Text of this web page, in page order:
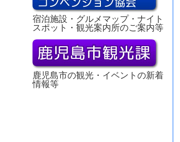
宿泊施設・グルメマップ・ナイト
スポット・観光案内所のご案内等
鹿児島市の観光・イベントの新着
情報等